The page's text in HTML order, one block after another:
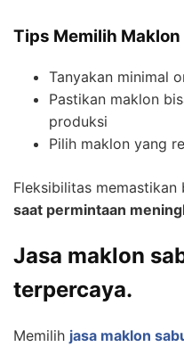
Tips Memilih
Tanyakan minimal
Pastikan maklon
produksi
Pilih maklon yang
Fleksibilitas memastikan
saat permintaan
Jasa maklon
terpercaya.
Memilih jasa maklon